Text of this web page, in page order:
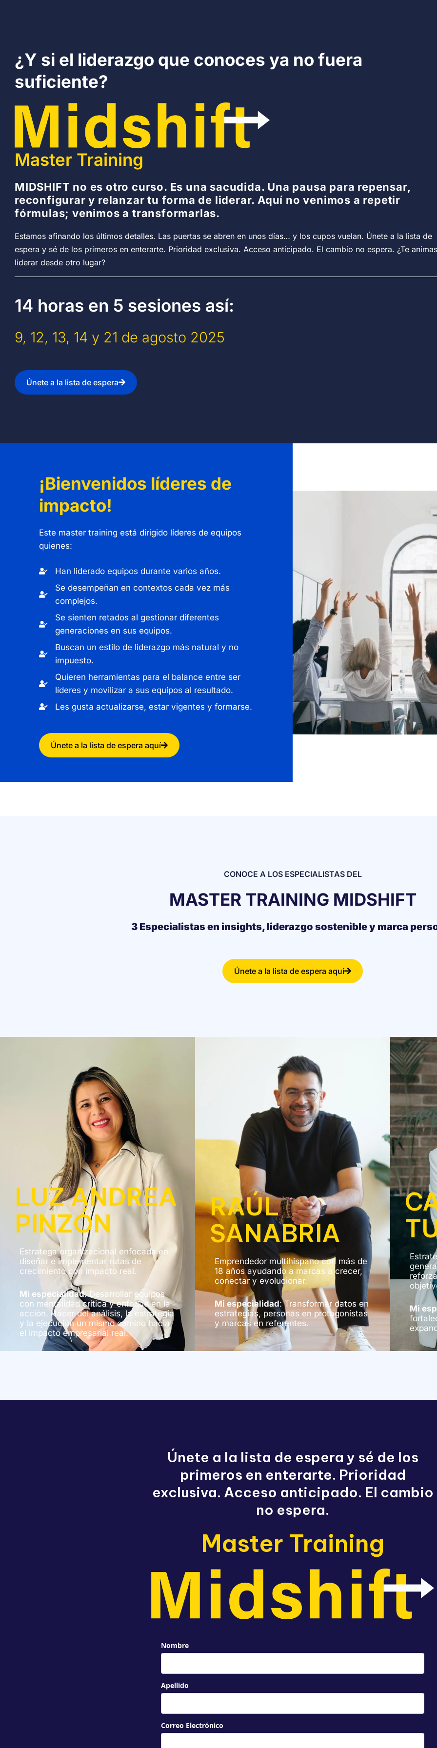
¿Y si el liderazgo que conoces ya no fuera
suficiente?
Master Training
MIDSHIFT no es otro curso. Es una sacudida. Una pausa para repensar,
reconfigurar y relanzar tu forma de liderar. Aquí no venimos a repetir
fórmulas; venimos a transformarlas.
Estamos afinando los últimos detalles. Las puertas se abren en unos días… y los cupos vuelan. Únete a la lista de
espera y sé de los primeros en enterarte. Prioridad exclusiva. Acceso anticipado. El cambio no espera. ¿Te
liderar desde otro lugar?
14 horas en 5 sesiones así:
9, 12, 13, 14 y 21 de agosto 2025
Únete a la lista de espera
¡Bienvenidos líderes de
impacto!
Este master training está dirigido líderes de equipos
quienes:
Han liderado equipos durante varios años.
Se desempeñan en contextos cada vez más
complejos.
Se sienten retados al gestionar diferentes
generaciones en sus equipos.
Buscan un estilo de liderazgo más natural y no
impuesto.
Quieren herramientas para el balance entre ser
líderes y movilizar a sus equipos al resultado.
Les gusta actualizarse, estar vigentes y formarse.
Únete a la lista de espera aquí
CONOCE A LOS ESPECIALISTAS DEL
MASTER TRAINING MIDSHIFT
3 Especialistas en insights, liderazgo sostenible y marca
Únete a la lista de espera aquí
LUZ ANDREA
PINZÓN
Estratega organizacional enfocada en
diseñar e implementar rutas de
crecimiento con impacto real.
Mi especialidad: Desarrollar equipos
con mentalidad crítica y enfoque en la
acción. Hacer del análisis, la estrategia
y la ejecución un mismo camino hacia
el impacto empresarial real.
RAÚL
SANABRIA
Emprendedor multihispano con más de
18 años ayudando a marcas a crecer,
conectar y evolucionar.
Mi especialidad:Transformar datos en
estrategias, personas en protagonistas
y marcas en referentes.
Mi
Únete a la lista de espera y sé de los
primeros en enterarte. Prioridad
exclusiva. Acceso anticipado. El cambio
no espera.
Master Training
Nombre
Apellido
Correo Electrónico